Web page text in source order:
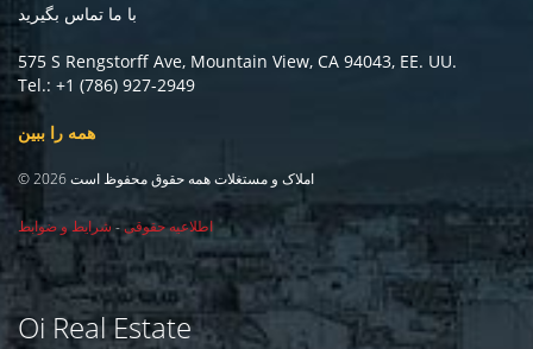
با ما تماس بگیرید
575 S Rengstorff Ave, Mountain View, CA 94043, EE. UU.
Tel.: +1 (786) 927-2949
همه را ببین
© 2026 املاک و مستغلات همه حقوق محفوظ است
اطلاعیه حقوقی- شرایط و ضوابط
Oi Real Estate